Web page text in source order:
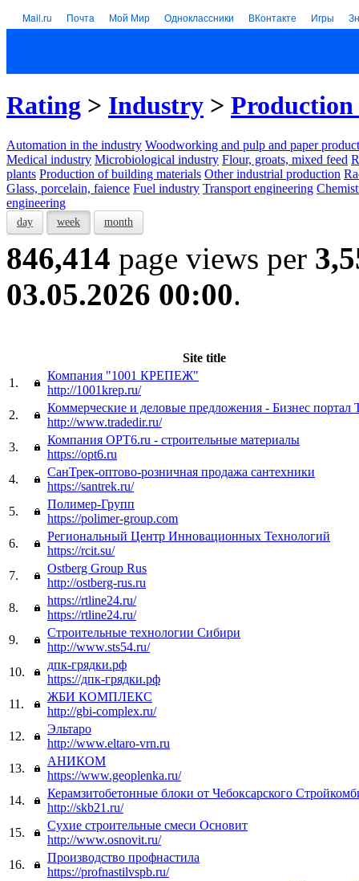
Mail.ru Почта Мой Мир Одноклассники ВКонтакте Игры
Rating > Industry >
Automation in the industry Woodworking and pulp and paper
Medical industry Microbiological industry Flour, groats, mixed feed
plants Production of building materials Other industrial production
Glass, porcelain, faience Fuel industry Transport engineering
engineering
day week month
846,414 page views per
03.05.2026 00:00.
Site title
1.
Компания "1001 КРЕПЕЖ"
http://1001krep.ru/
2.
Коммерческие и деловые предложения - Бизнес портал
http://www.tradedir.ru/
3.
Компания OPT6.ru - строительные материалы
https://opt6.ru
4.
СанТрек-оптово-розничная продажа сантехники
https://santrek.ru/
5.
Полимер-Групп
https://polimer-group.com
6.
Региональный Центр Инновационных Технологий
https://rcit.su/
7.
Ostberg Group Rus
http://ostberg-rus.ru
8.
https://rtline24.ru/
https://rtline24.ru/
9.
Строительные технологии Сибири
http://www.sts54.ru/
10.
дпк-грядки.рф
https://дпк-грядки.рф
11.
ЖБИ КОМПЛЕКС
http://gbi-complex.ru/
12.
Эльтаро
http://www.eltaro-vrn.ru
13.
АНИКОМ
https://www.geoplenka.ru/
14.
Керамзитобетонные блоки от Чебоксарского
http://skb21.ru/
15.
Сухие строительные смеси Основит
http://www.osnovit.ru/
16.
Производство профнастила
https://profnastilvspb.ru/